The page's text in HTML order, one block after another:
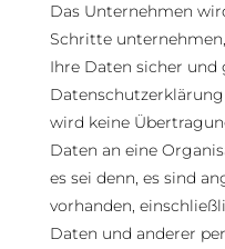
Das Unternehmen
Schritte
Ihre Daten sicher und
wird keine
Daten an eine
es sei denn, es sind
vorhanden,
Daten und anderer